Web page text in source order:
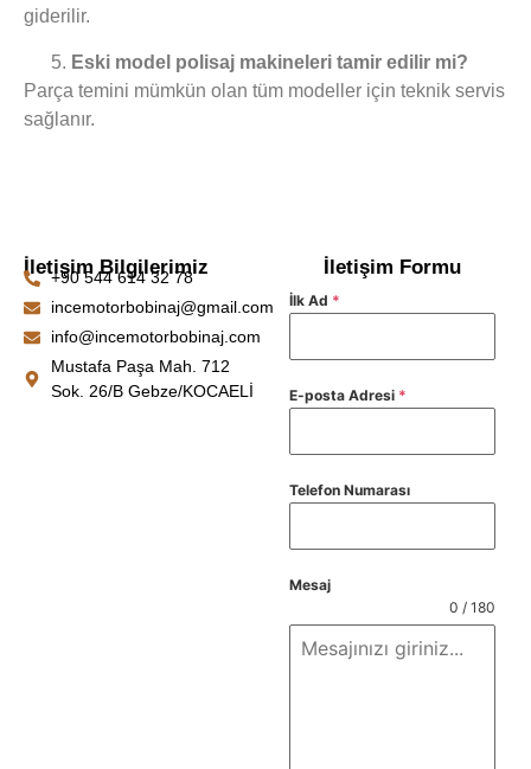
giderilir.
Eski model polisaj makineleri tamir edilir mi?
Parça temini mümkün olan tüm modeller için teknik servis
sağlanır.
İletişim Bilgilerimiz
+90 544 614 32 78
incemotorbobinaj@gmail.com
info@incemotorbobinaj.com
Mustafa Paşa Mah. 712
Sok. 26/B Gebze/KOCAELİ
İletişim Formu
İlk Ad *
E-posta Adresi *
Telefon Numarası
Mesaj
0 / 180